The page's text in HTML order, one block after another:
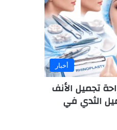
أخبار
تجميل الأنف
الثدي في